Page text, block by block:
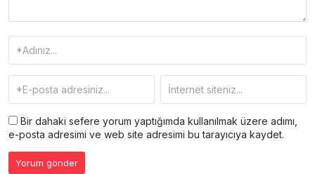
Bir dahaki sefere yorum yaptığımda kullanılmak üzere adımı,
e-posta adresimi ve web site adresimi bu tarayıcıya kaydet.